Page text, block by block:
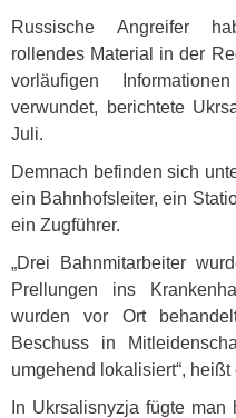
Russische Angreifer
rollendes Material in der
vorläufigen
verwundet, berichtete
Juli.
Demnach befinden sich
ein Bahnhofsleiter, ein
ein Zugführer.
„Drei Bahnmitarbeiter
Prellungen ins
wurden vor Ort
Beschuss in
umgehend lokalisiert“,
In Ukrsalisnyzja fügte